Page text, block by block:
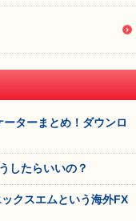
ターまとめ！ダウンロ
したらいいの？
クスエムという海外FX